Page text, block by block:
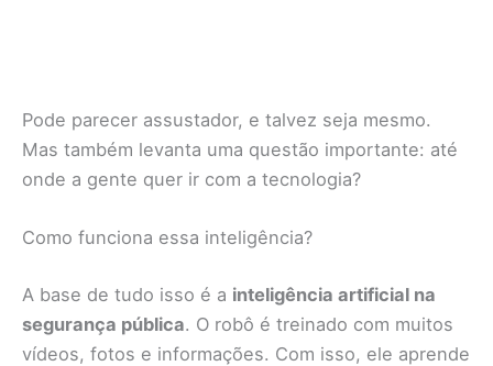
Pode parecer assustador, e talvez seja mesmo.
Mas também levanta uma questão importante: até
onde a gente quer ir com a tecnologia?
Como funciona essa inteligência?
A base de tudo isso é a inteligência artificial na
segurança pública. O robô é treinado com muitos
vídeos, fotos e informações. Com isso, ele aprende